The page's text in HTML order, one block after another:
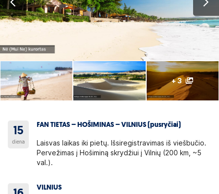
+ 3
15
diena
FAN TIETAS – HOŠIMINAS – VILNIUS (pusryčiai)
Laisvas laikas iki pietų. Išsiregistravimas iš viešbučio.
Pervežimas į Hošiminą skrydžiui į Vilnių (200 km, ~5
val.).
VILNIUS